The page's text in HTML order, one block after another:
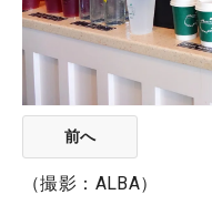
前へ
（撮影：ALBA）